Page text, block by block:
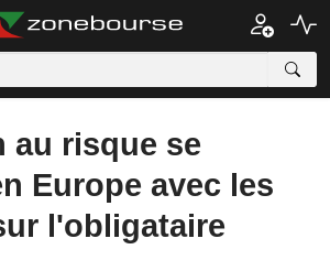
au risque se
Europe avec les
l'obligataire